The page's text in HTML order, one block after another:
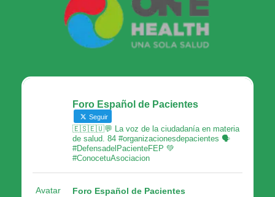
Foro Español de Pacientes
Seguir
🇪🇸🇪🇺💬 La voz de la ciudadanía en materia
de salud. 84 #organizacionesdepacientes 🗣
#DefensadelPacienteFEP 💚
#ConocetuAsociacion
Avatar Foro Español de Pacientes